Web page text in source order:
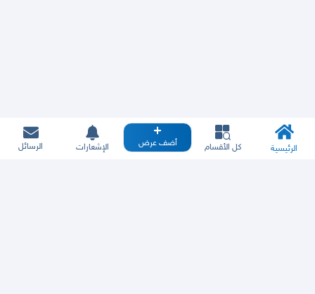
الرئيسية كل الأقسام أضف عرض الإشعارات الرسائل